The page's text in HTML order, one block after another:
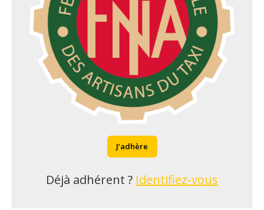
J’adhère
Déjà adhérent ? Identifiez-vous